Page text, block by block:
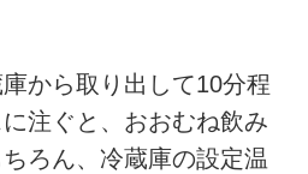
から取り出して10分程
注ぐと、おおむね飲み
ろん、冷蔵庫の設定温